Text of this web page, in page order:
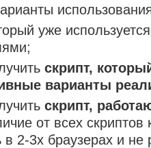
уже
скрипт,
варианты
скрипт,
от всех
2-3х браузерах и не